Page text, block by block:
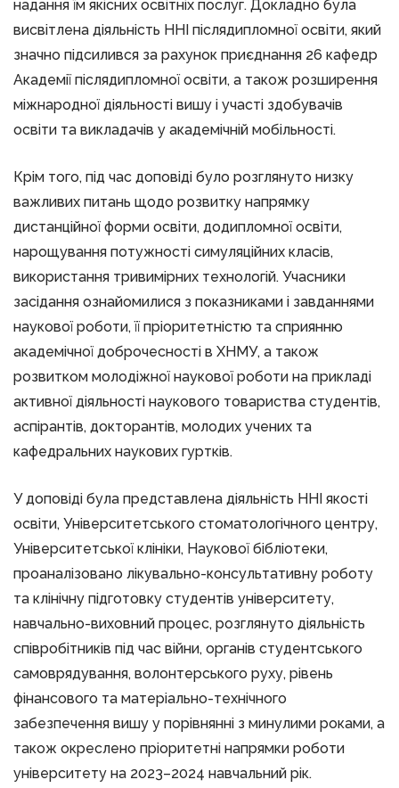
надання їм якісних освітніх послуг. Докладно була
висвітлена діяльність ННІ післядипломної освіти, який
значно підсилився за рахунок приєднання 26 кафедр
Академії післядипломної освіти, а також розширення
міжнародної діяльності вишу і участі здобувачів
освіти та викладачів у академічній мобільності.
Крім того, під час доповіді було розглянуто низку
важливих питань щодо розвитку напрямку
дистанційної форми освіти, додипломної освіти,
нарощування потужності симуляційних класів,
використання тривимірних технологій. Учасники
засідання ознайомилися з показниками і завданнями
наукової роботи, її пріоритетністю та сприянню
академічної доброчесності в ХНМУ, а також
розвитком молодіжної наукової роботи на прикладі
активної діяльності наукового товариства студентів,
аспірантів, докторантів, молодих учених та
кафедральних наукових гуртків.
У доповіді була представлена діяльність ННІ якості
освіти, Університетського стоматологічного центру,
Університетської клініки, Наукової бібліотеки,
проаналізовано лікувально-консультативну роботу
та клінічну підготовку студентів університету,
навчально-виховний процес, розглянуто діяльність
співробітників під час війни, органів студентського
самоврядування, волонтерського руху, рівень
фінансового та матеріально-технічного
забезпечення вишу у порівнянні з минулими роками, а
також окреслено пріоритетні напрямки роботи
університету на 2023–2024 навчальний рік.